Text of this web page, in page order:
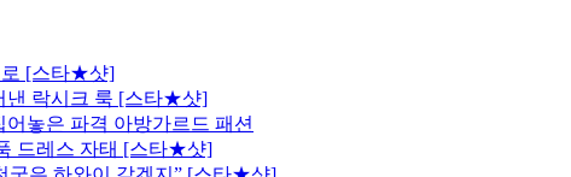
로 [스타★샷]
낸 락시크 룩 [스타★샷]
놓은 파격 아방가르드 패션
드레스 자태 [스타★샷]